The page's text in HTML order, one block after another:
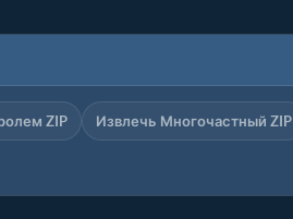
ZIP Извлечь Многочастный ZIP